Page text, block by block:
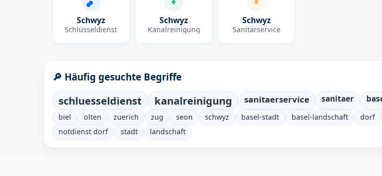
Schwyz
Schlüsseldienst
Schwyz
Kanalreinigung
Schwyz
Sanitärservice
🔎 Häufig gesuchte Begriffe
schluesseldienst kanalreinigung sanitaerservice sanitaer
biel
olten zuerich zug seon schwyz basel-stadt basel-landschaft dorf
notdienst dorf
stadt landschaft